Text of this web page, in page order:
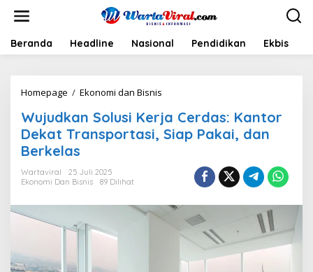
t
Beranda Headline Nasional Pendidikan Ekbis
Homepage / Ekonomi dan Bisnis
j
u
d
o
Wujudkan Solusi Kerja Cerdas: Kantor
Dekat Transportasi, Siap Pakai, dan
Berkelas
Wartaviral
25 Juli 2025
Ekonomi Dan Bisnis
89 Dilihat